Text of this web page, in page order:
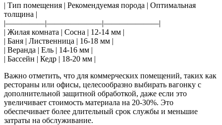
| Тип помещения | Рекомендуемая порода | Оптимальная
толщина |
|—————|———————|———————|
| Жилая комната | Сосна | 12-14 мм |
| Баня | Лиственница | 16-18 мм |
| Веранда | Ель | 14-16 мм |
| Бассейн | Кедр | 18-20 мм |
Важно отметить, что для коммерческих помещений, таких как
рестораны или офисы, целесообразно выбирать вагонку с
дополнительной защитной обработкой, даже если это
увеличивает стоимость материала на 20-30%. Это
обеспечивает более длительный срок службы и меньшие
затраты на обслуживание.